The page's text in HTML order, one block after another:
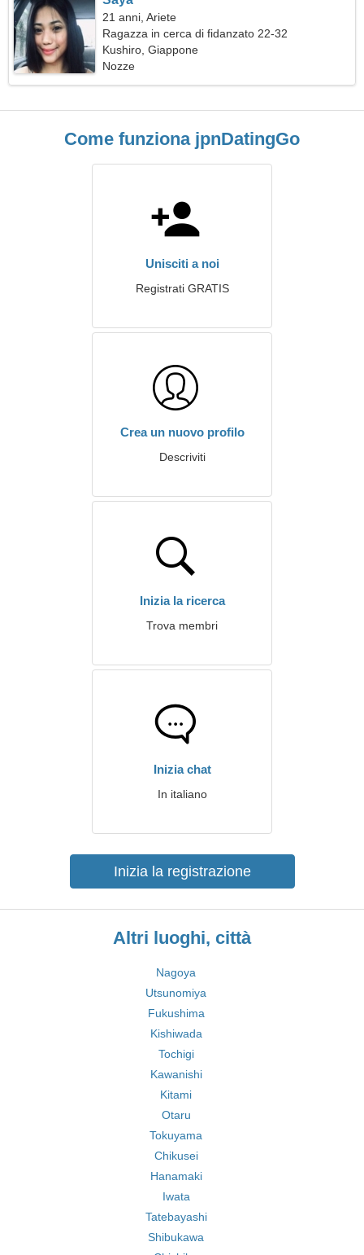
21 anni, Ariete
Ragazza in cerca di fidanzato 22-32
Kushiro, Giappone
Nozze
Come funziona jpnDatingGo
Unisciti a noi
Registrati GRATIS
Crea un nuovo profilo
Descriviti
Inizia la ricerca
Trova membri
Inizia chat
In italiano
Inizia la registrazione
Altri luoghi, città
Nagoya
Utsunomiya
Fukushima
Kishiwada
Tochigi
Kawanishi
Kitami
Otaru
Tokuyama
Chikusei
Hanamaki
Iwata
Tatebayashi
Shibukawa